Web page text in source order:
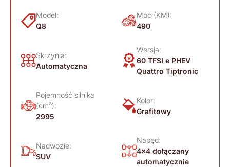
Model:
Q8
Moc (KM):
490
Skrzynia:
Automatyczna
Wersja:
60 TFSI e PHEV
Quattro Tiptronic
Pojemność silnika
(cm³):
2995
Kolor:
Grafitowy
Nadwozie:
SUV
Napęd:
4x4 dołączany
automatycznie